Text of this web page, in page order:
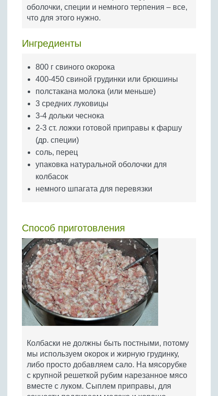
Бобовые
Яйца
оболочки, специи и немного терпения – все,
что для этого нужно.
Ингредиенты
800 г свиного окорока
400-450 свиной грудинки или брюшины
полстакана молока (или меньше)
3 средних луковицы
3-4 дольки чеснока
2-3 ст. ложки готовой приправы к фаршу
(др. специи)
соль, перец
упаковка натуральной оболочки для
колбасок
немного шпагата для перевязки
Способ приготовления
Колбаски не должны быть постными, потому
мы используем окорок и жирную грудинку,
либо просто добавляем сало. На мясорубке
с крупной решеткой рубим нарезанное мясо
вместе с луком. Сыплем приправы, для